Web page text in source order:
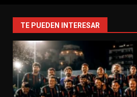
TE PUEDEN INTERESAR